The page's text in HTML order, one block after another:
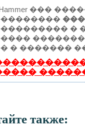
���
�
� �������
также: